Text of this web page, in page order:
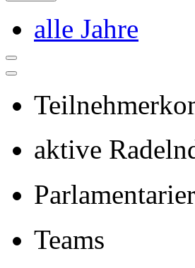
alle Jahre
aktive
Teams